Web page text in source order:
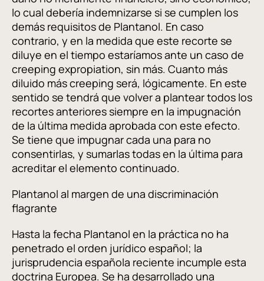
lo cual debería indemnizarse si se cumplen los
demás requisitos de Plantanol. En caso
contrario, y en la medida que este recorte se
diluye en el tiempo estaríamos ante un caso de
creeping expropiation, sin más. Cuanto más
diluido más creeping será, lógicamente. En este
sentido se tendrá que volver a plantear todos los
recortes anteriores siempre en la impugnación
de la última medida aprobada con este efecto.
Se tiene que impugnar cada una para no
consentirlas, y sumarlas todas en la última para
acreditar el elemento continuado.
Plantanol al margen de una discriminación
flagrante
Hasta la fecha Plantanol en la práctica no ha
penetrado el orden jurídico español; la
jurisprudencia española reciente incumple esta
doctrina Europea. Se ha desarrollado una